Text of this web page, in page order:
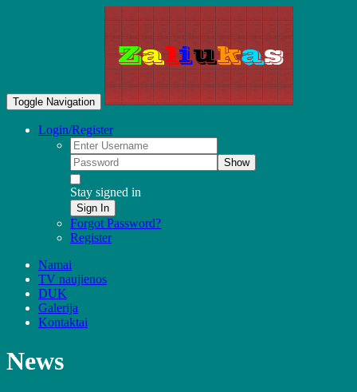
Toggle Navigation
Login/Register
Show
Stay signed in
Sign In
Forgot Password?
Register
Namai
TV naujienos
DUK
Galerija
Kontaktai
News